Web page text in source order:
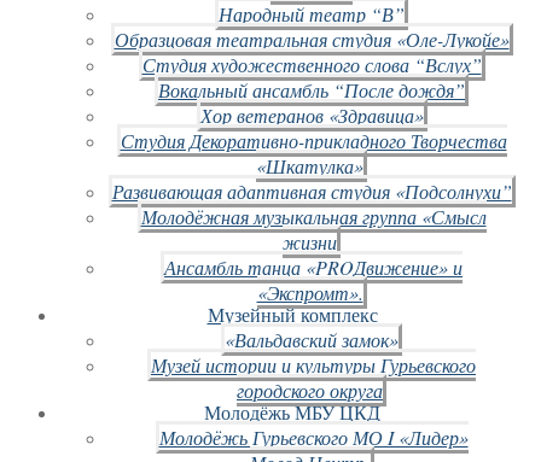
Народный театр “В”
Образцовая театральная студия «Оле-Лукойе»
Студия художественного слова “Вслух”
Вокальный ансамбль “После дождя”
Хор ветеранов «Здравица»
Студия Декоративно-прикладного Творчества
«Шкатулка»
Развивающая адаптивная студия «Подсолнухи”
Молодёжная музыкальная группа «Смысл
жизни
Ансамбль танца «PROДвижение» и
«Экспромт».
Музейный комплекс
«Вальдавский замок»
Музей истории и культуры Гурьевского
городского округа
Молодёжь МБУ ЦКД
Молодёжь Гурьевского МО I «Лидер»